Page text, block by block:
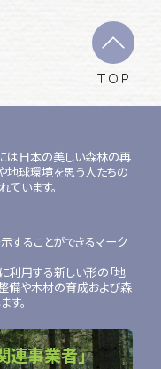
TOP
は日本の美しい森林の再
地球環境を思う人たちの
います。
することができるマーク
利用する新しい形の「地
備や木材の育成および森
。
連事業者」